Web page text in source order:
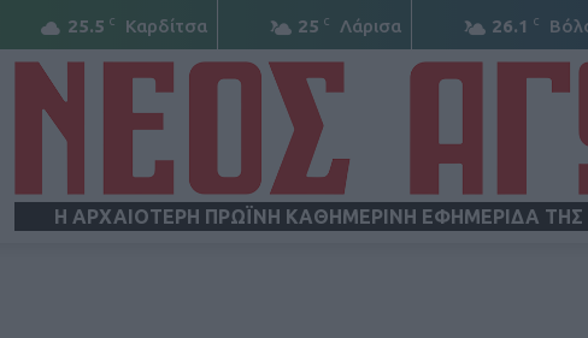
25.5 C Καρδίτσα 25 C Λάρισα 26.1 C
Η ΑΡΧΑΙΟΤΕΡΗ ΠΡΩΪΝΗ ΚΑΘΗΜΕΡΙΝΗ ΕΦΗΜΕΡΙΔΑ ΤΗΣ